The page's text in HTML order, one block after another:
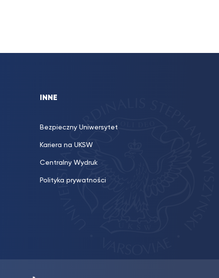
INNE
Bezpieczny Uniwersytet
Kariera na UKSW
Centralny Wydruk
Polityka prywatności